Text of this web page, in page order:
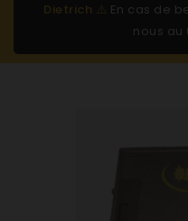
Dietrich ⚠️ En cas de
nous au